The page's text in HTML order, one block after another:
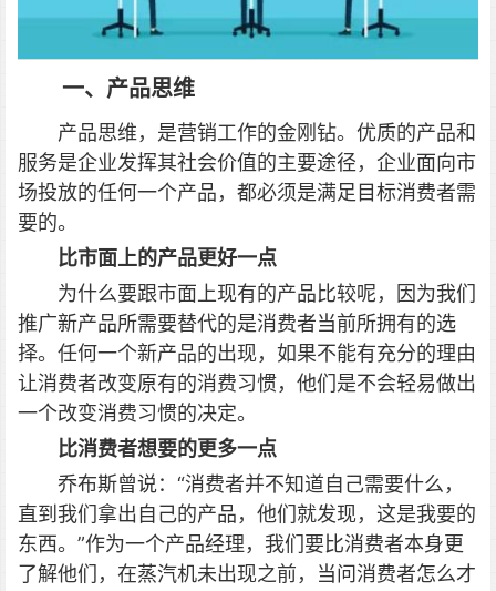
一、产品思维
产品思维，是营销工作的金刚钻。优质的产品和
服务是企业发挥其社会价值的主要途径，企业面向市
场投放的任何一个产品，都必须是满足目标消费者需
要的。
比市面上的产品更好一点
为什么要跟市面上现有的产品比较呢，因为我们
推广新产品所需要替代的是消费者当前所拥有的选
择。任何一个新产品的出现，如果不能有充分的理由
让消费者改变原有的消费习惯，他们是不会轻易做出
一个改变消费习惯的决定。
比消费者想要的更多一点
乔布斯曾说：“消费者并不知道自己需要什么，
直到我们拿出自己的产品，他们就发现，这是我要的
东西。”作为一个产品经理，我们要比消费者本身更
了解他们，在蒸汽机未出现之前，当问消费者怎么才